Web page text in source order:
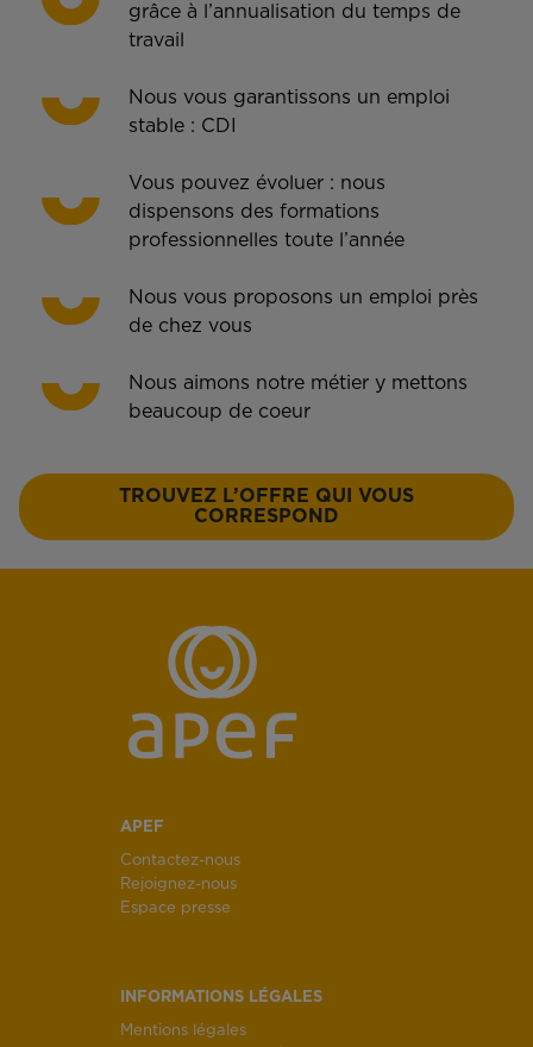
grâce à l’annualisation du temps de
travail
Nous vous garantissons un emploi
stable : CDI
Vous pouvez évoluer : nous
dispensons des formations
professionnelles toute l’année
Nous vous proposons un emploi près
de chez vous
Nous aimons notre métier y mettons
beaucoup de coeur
TROUVEZ L’OFFRE QUI VOUS
CORRESPOND
APEF
Contactez-nous
Rejoignez-nous
Espace presse
INFORMATIONS LÉGALES
Mentions légales